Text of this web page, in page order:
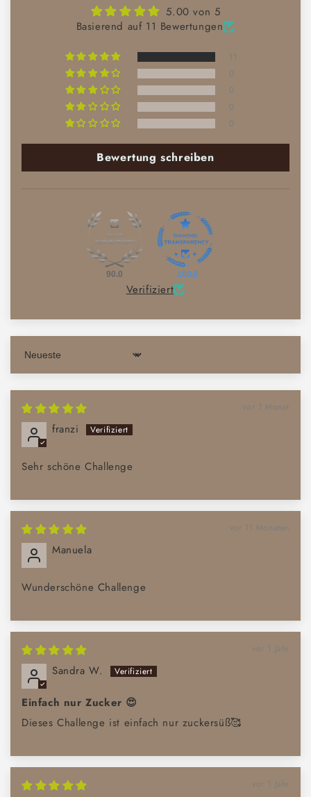
5.00 von 5
Basierend auf 11 Bewertungen
11
0
0
0
0
Bewertung schreiben
90.0 100.0
Verifiziert
Sort by
vor 1 Monat
franzi
Sehr schöne Challenge
vor 11 Monaten
Manuela
Wunderschöne Challenge
vor 1 Jahr
Sandra W.
Einfach nur Zucker 😍
Dieses Challenge ist einfach nur zuckersüß🥰
vor 1 Jahr